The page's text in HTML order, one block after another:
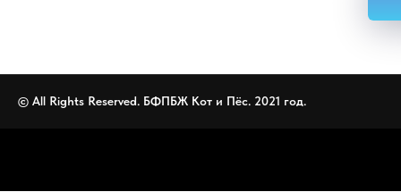
© All Rights Reserved. БФПБЖ Кот и Пёс. 2021 год.